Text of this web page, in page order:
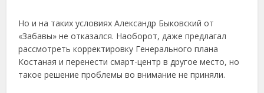
Но и на таких условиях Александр Быковский от
«Забавы» не отказался. Наоборот, даже предлагал
рассмотреть корректировку Генерального плана
Костаная и перенести смарт-центр в другое место, но
такое решение проблемы во внимание не приняли.